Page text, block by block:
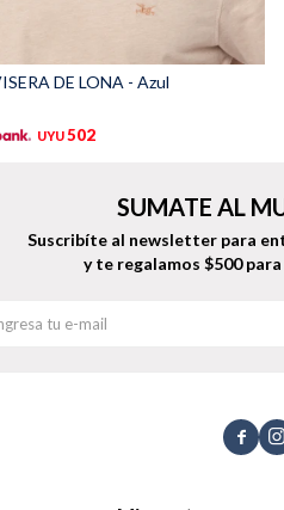
DE LONA - Azul
UYU502
 
SUMATE AL
Suscribíte al newsletter para
y te regalamos $500